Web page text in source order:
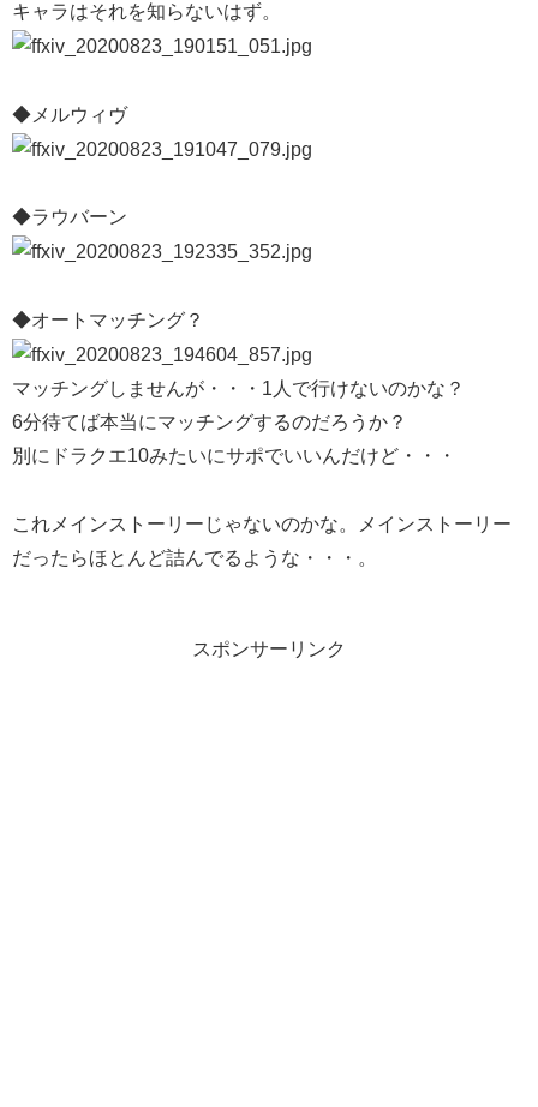
キャラはそれを知らないはず。
◆メルウィヴ
◆ラウバーン
◆オートマッチング？
マッチングしませんが・・・1人で行けないのかな？
6分待てば本当にマッチングするのだろうか？
別にドラクエ10みたいにサポでいいんだけど・・・
これメインストーリーじゃないのかな。メインストーリー
だったらほとんど詰んでるような・・・。
スポンサーリンク